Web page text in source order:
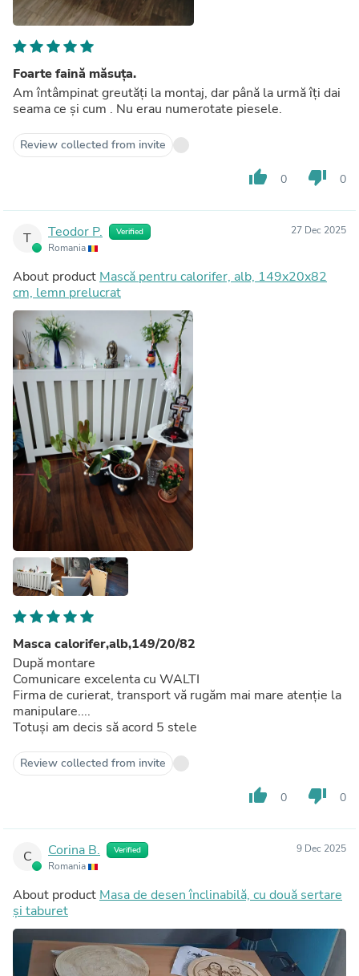
Foarte faină măsuța.
Am întâmpinat greutăți la montaj, dar până la urmă îți dai
seama ce și cum . Nu erau numerotate piesele.
Review collected from invite
thumb_up 0 thumb_down 0
T Teodor P. Verified
Romania
27 Dec 2025
About product Mască pentru calorifer, alb, 149x20x82
cm, lemn prelucrat
Masca calorifer,alb,149/20/82
După montare
Comunicare excelenta cu WALTI
Firma de curierat, transport vă rugăm mai mare atenție la
manipulare....
Totuși am decis să acord 5 stele
Review collected from invite
thumb_up 0 thumb_down 0
C Corina B. Verified
Romania
9 Dec 2025
About product Masa de desen înclinabilă, cu două sertare
și taburet